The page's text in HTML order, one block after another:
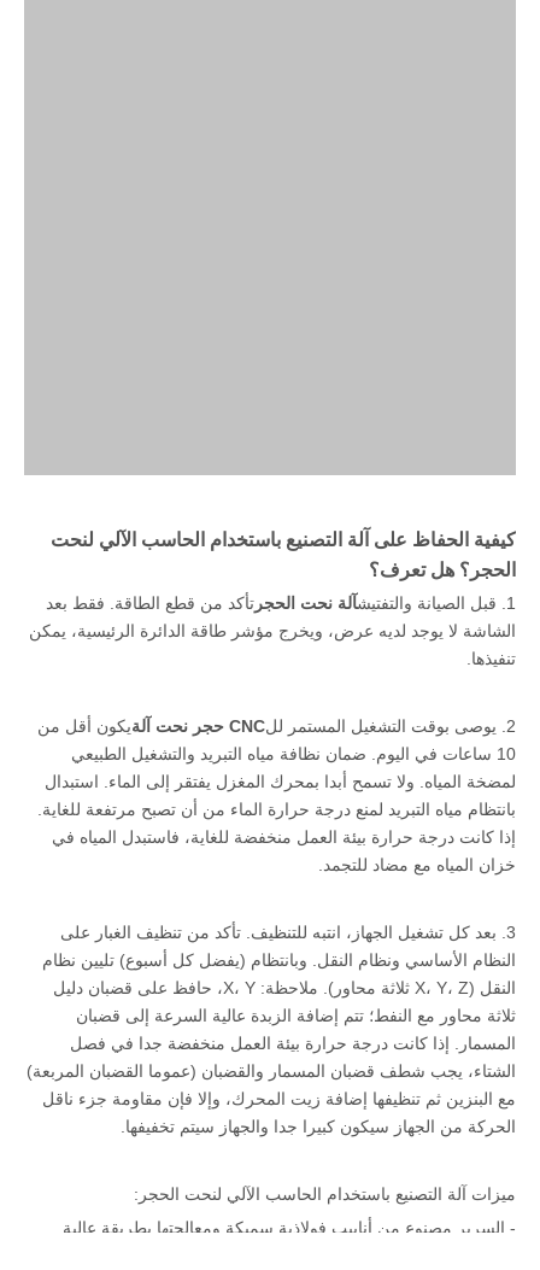
كيفية الحفاظ على آلة التصنيع باستخدام الحاسب الآلي لنحت
الحجر؟ هل تعرف؟
1. قبل الصيانة والتفتيش آلة نحت الحجر تأكد من قطع الطاقة. فقط بعد
الشاشة لا يوجد لديه عرض، ويخرج مؤشر طاقة الدائرة الرئيسية، يمكن
تنفيذها.
2. يوصى بوقت التشغيل المستمر لل CNC حجر نحت آلة
يكون أقل من
10 ساعات في اليوم. ضمان نظافة مياه التبريد والتشغيل الطبيعي
لمضخة المياه. ولا تسمح أبدا بمحرك المغزل يفتقر إلى الماء. استبدال
بانتظام مياه التبريد لمنع درجة حرارة الماء من أن تصبح مرتفعة للغاية.
إذا كانت درجة حرارة بيئة العمل منخفضة للغاية، فاستبدل المياه في
خزان المياه مع مضاد للتجمد.
3. بعد كل تشغيل الجهاز، انتبه للتنظيف. تأكد من تنظيف الغبار على
النظام الأساسي ونظام النقل. وبانتظام (يفضل كل أسبوع) تليين نظام
النقل (X، Y، Z ثلاثة محاور). ملاحظة: X، Y، حافظ على قضبان دليل
ثلاثة محاور مع النفط؛ تتم إضافة الزبدة عالية السرعة إلى قضبان
المسمار. إذا كانت درجة حرارة بيئة العمل منخفضة جدا في فصل
الشتاء، يجب شطف قضبان المسمار والقضبان (عموما القضبان المربعة)
مع البنزين ثم تنظيفها إضافة زيت المحرك، وإلا فإن مقاومة جزء ناقل
الحركة من الجهاز سيكون كبيرا جدا والجهاز سيتم تخفيفها.
ميزات آلة التصنيع باستخدام الحاسب الآلي لنحت الحجر:
- السرير مصنوع من أنابيب فولاذية سميكة ومعالجتها بطريقة عالية